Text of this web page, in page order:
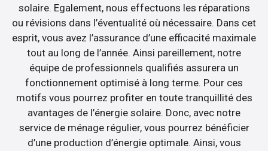
solaire. Egalement, nous effectuons les réparations
ou révisions dans l’éventualité où nécessaire. Dans cet
esprit, vous avez l’assurance d’une efficacité maximale
tout au long de l’année. Ainsi pareillement, notre
équipe de professionnels qualifiés assurera un
fonctionnement optimisé à long terme. Pour ces
motifs vous pourrez profiter en toute tranquillité des
avantages de l’énergie solaire. Donc, avec notre
service de ménage régulier, vous pourrez bénéficier
d’une production d’énergie optimale. Ainsi, vous